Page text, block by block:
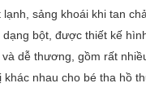
sảng khoái khi tan
dạng bột, được thiết kế
dễ thương, gồm rất
khác nhau cho bé tha hồ